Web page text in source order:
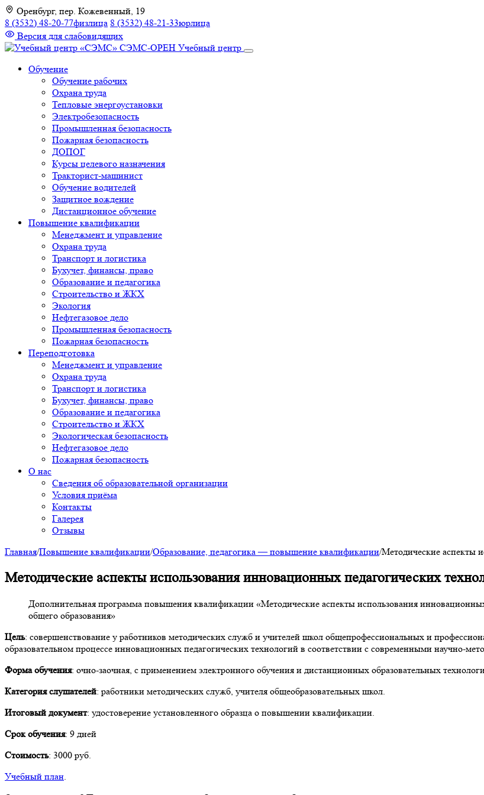
К
содержимому
Оренбург, пер. Кожевенный, 19
8 (3532) 48-20-77физлица 8 (3532) 48-21-33юрлица
Версия для слабовидящих
СЭМС-ОРЕН Учебный центр
Обучение
Обучение рабочих
Охрана труда
Тепловые энергоустановки
Электробезопасность
Промышленная безопасность
Пожарная безопасность
ДОПОГ
Курсы целевого назначения
Тракторист-машинист
Обучение водителей
Защитное вождение
Дистанционное обучение
Повышение квалификации
Менеджмент и управление
Охрана труда
Транспорт и логистика
Бухучет, финансы, право
Образование и педагогика
Строительство и ЖКХ
Экология
Нефтегазовое дело
Промышленная безопасность
Пожарная безопасность
Переподготовка
Менеджмент и управление
Охрана труда
Транспорт и логистика
Бухучет, финансы, право
Образование и педагогика
Строительство и ЖКХ
Экологическая безопасность
Нефтегазовое дело
Пожарная безопасность
О нас
Сведения об образовательной организации
Условия приёма
Контакты
Галерея
Отзывы
Главная/Повышение квалификации/Образование, педагогика — повышение квалификации/Методические аспекты
Методические аспекты использования инновационных педагогических
Дополнительная программа повышения квалификации «Методические аспекты использования
общего образования»
Цель: совершенствование у работников методических служб и учителей школ общепрофессиональных и
образовательном процессе инновационных педагогических технологий в соответствии с современными научно-
Форма обучения: очно-заочная, с применением электронного обучения и дистанционных образовательных
Категория слушателей: работники методических служб, учителя общеобразовательных школ.
Итоговый документ: удостоверение установленного образца о повышении квалификации.
Срок обучения: 9 дней
Стоимость: 3000 руб.
Учебный план.